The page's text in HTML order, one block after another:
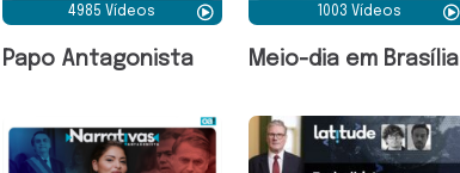
4985 Vídeos
Papo Antagonista
1003 Vídeos
Meio-dia em Brasília